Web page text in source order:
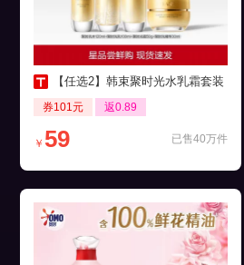
【任选2】韩束聚时光水乳霜套装
券101元 返0.89
已售40万件
￥ 59